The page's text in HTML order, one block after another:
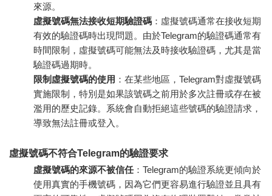
來源。
虛擬號碼無法接收短期驗證碼 ：虛擬號碼通常在接收短期
有效的驗證碼時出現問題。由於Telegram的驗證碼通常有
時間限制，虛擬號碼可能無法及時接收驗證碼，尤其是當
驗證碼過期時。
限制虛擬號碼的使用 ：在某些地區，Telegram對虛擬號碼
實施限制，特別是如果該號碼之前用於多次註冊或存在被
濫用的歷史記錄。系統會自動拒絕這些號碼的驗證請求，
導致無法註冊或登入。
虛擬號碼不符合Telegram的驗證要求
虛擬號碼的來源不被信任：Telegram的驗證系統更傾向於
使用真實的手機號碼，因為它們更容易進行驗證並且具有